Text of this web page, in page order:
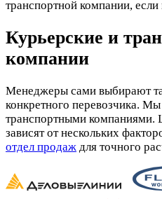
транспортной компании,
Курьерские и
компании
Менеджеры сами выбирают
конкретного перевозчика.
транспортными компаниями.
зависят от нескольких
отдел продаж для точного